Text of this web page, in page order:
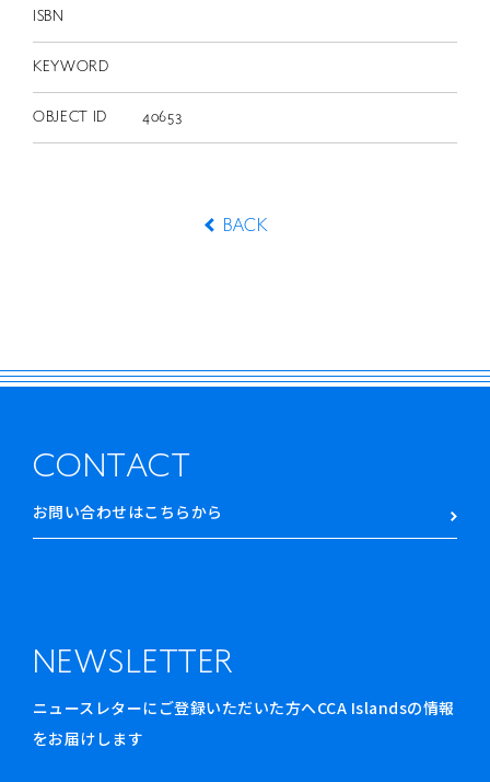
ISBN
KEYWORD
OBJECT ID 40653
BACK
CONTACT
お問い合わせはこちらから
NEWSLETTER
ニュースレターにご登録いただいた方へCCA Islandsの情報
をお届けします